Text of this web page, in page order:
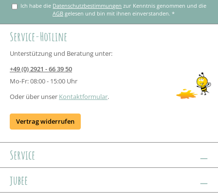
Ich habe die Datenschutzbestimmungen
AGB gelesen und bin mit ihnen einverstanden.*
Service-Hotline
Unterstützung und Beratung unter:
+49 (0) 2921 - 66 39 50
Mo-Fr: 08:00 - 15:00 Uhr
Oder über unser Kontaktformular.
Vertrag widerrufen
Service
jubee